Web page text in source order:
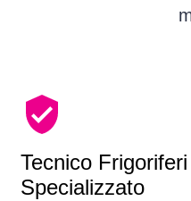
Tecnico
Specializzato